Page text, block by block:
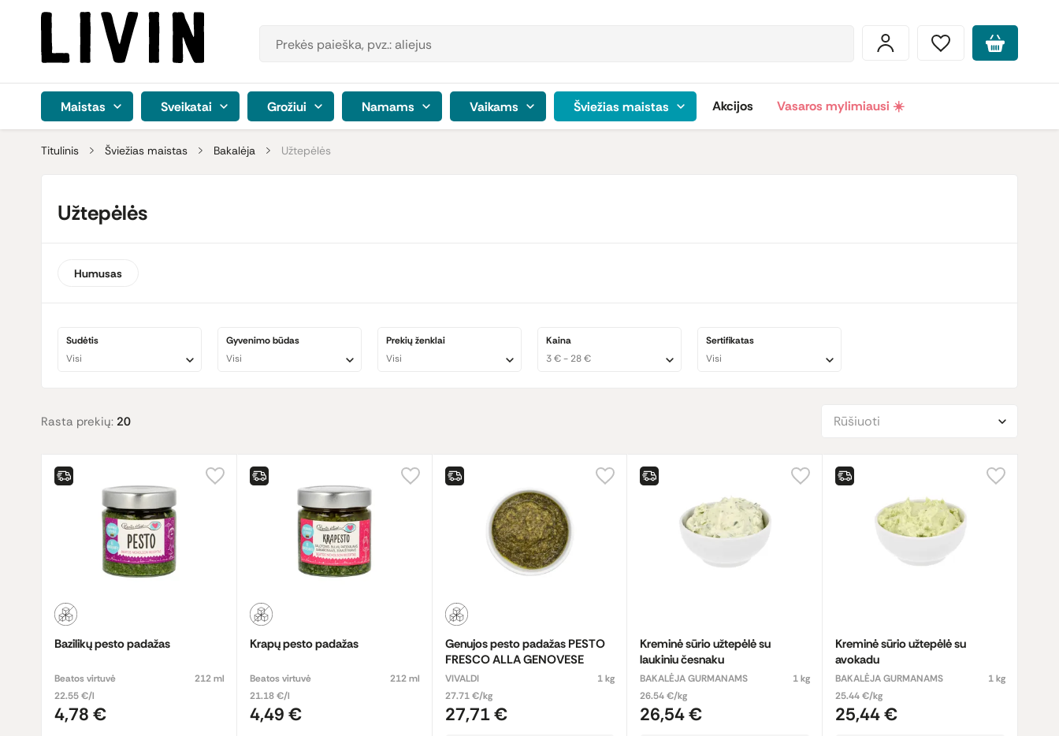
Maistas Sveikatai Grožiui Namams Vaikams Šviežias maistas Akcijos Vasaros mylimiausi ☀️
Titulinis Šviežias maistas Bakalėja Užtepėlės
Užtepėlės
Humusas
Sudėtis
Visi
Gyvenimo būdas
Visi
Prekių ženklai
Visi
Kaina
3 € - 28 €
Sertifikatas
Visi
Rasta prekių: 20 Rūšiuoti
Bazilikų pesto padažas
Beatos virtuvė
212 ml
22.55 €/l
4,78 €
Krapų pesto padažas
Beatos virtuvė
212 ml
21.18 €/l
4,49 €
Genujos pesto padažas PESTO
FRESCO ALLA GENOVESE
VIVALDI
1 kg
27.71 €/kg
27,71 €
Kreminė sūrio užtepėlė su
laukiniu česnaku
BAKALĖJA GURMANAMS
1 kg
26.54 €/kg
26,54 €
Kreminė sūrio užtepėlė su
avokadu
BAKALĖJA GURMANAMS
1 kg
25.44 €/kg
25,44 €